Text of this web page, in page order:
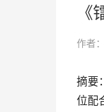
作者：
摘要
位配